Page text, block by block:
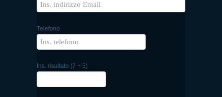
Telefono
Ins. risultato (7 + 5)